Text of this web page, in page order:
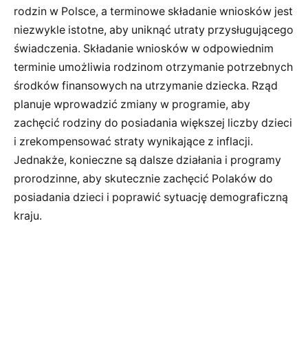
rodzin w Polsce, a terminowe składanie wniosków jest
niezwykle istotne, aby uniknąć utraty przysługującego
świadczenia. Składanie wniosków w odpowiednim
terminie umożliwia rodzinom otrzymanie potrzebnych
środków finansowych na utrzymanie dziecka. Rząd
planuje wprowadzić zmiany w programie, aby
zachęcić rodziny do posiadania większej liczby dzieci
i zrekompensować straty wynikające z inflacji.
Jednakże, konieczne są dalsze działania i programy
prorodzinne, aby skutecznie zachęcić Polaków do
posiadania dzieci i poprawić sytuację demograficzną
kraju.